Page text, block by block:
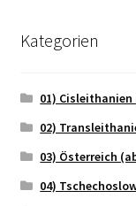
Kategorien
01) Cisleithanien
02)
03) Österreich
04)